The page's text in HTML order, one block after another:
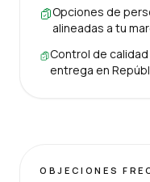
Opciones de
alineadas a tu
Control de
entrega en
OBJECIONES